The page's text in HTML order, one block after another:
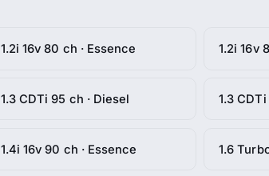
1.2i 16v 80 ch · Essence 1.2i 16v
1.3 CDTi 95 ch · Diesel 1.3
1.4i 16v 90 ch · Essence 1.6